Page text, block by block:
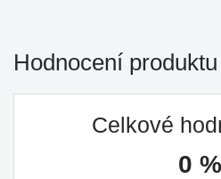
Hodnocení produktu
Celkové
0 %